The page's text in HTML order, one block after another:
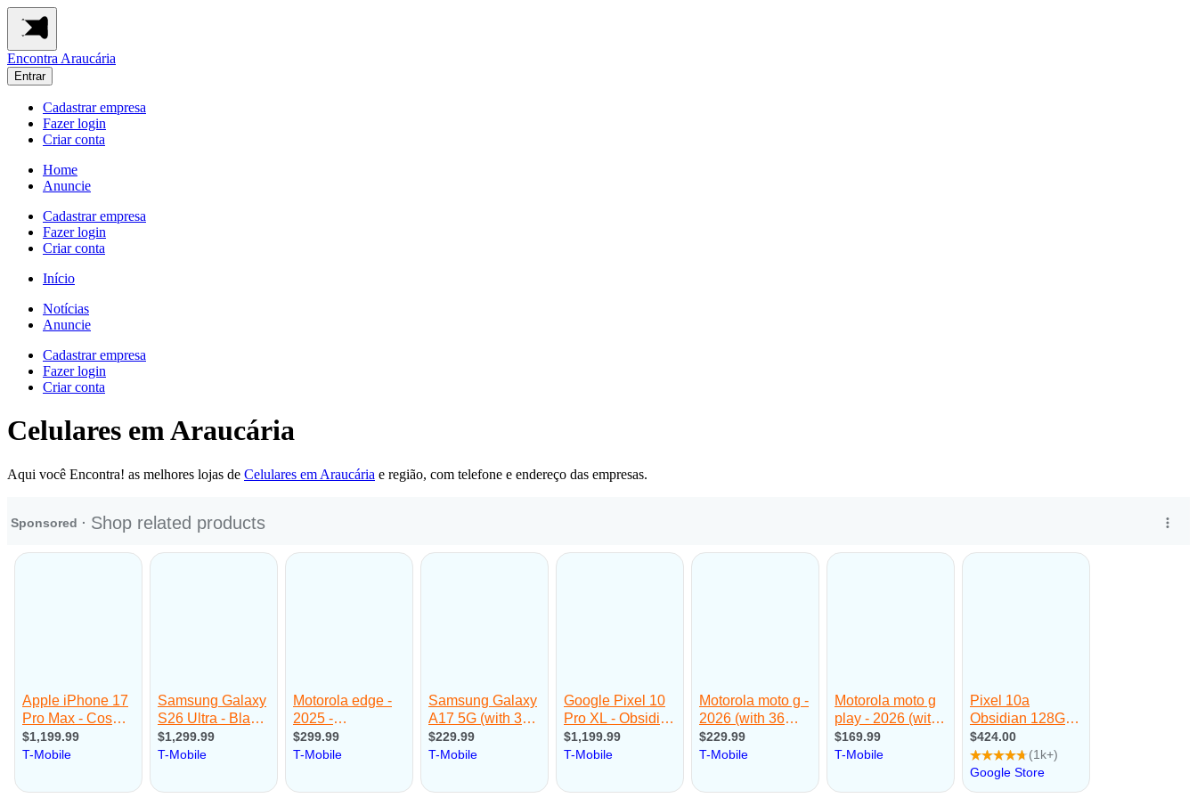
Encontra Araucária
Entrar
Cadastrar empresa
Fazer login
Criar conta
Home
Anuncie
Cadastrar empresa
Fazer login
Criar conta
Início
Notícias
Anuncie
Cadastrar empresa
Fazer login
Criar conta
Celulares em Araucária
Aqui você Encontra! as melhores lojas de Celulares em Araucária e região, com telefone e endereço das empresas.